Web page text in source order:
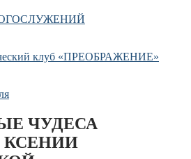
клуб «ПРЕОБРАЖЕНИЕ»
ЧУДЕСА